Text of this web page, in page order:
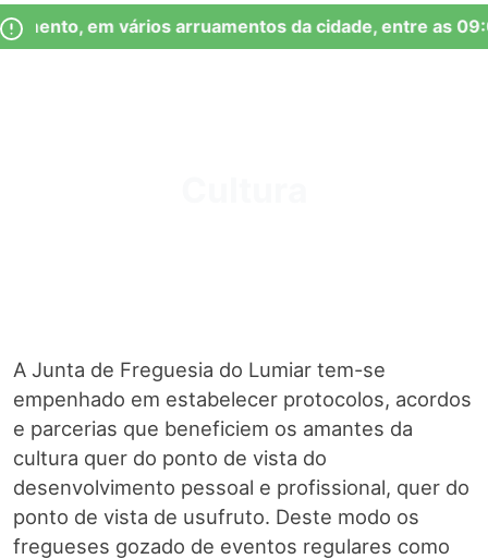
Observação:
este
Skip
to
em vários arruamentos da cidade, entre as
A Junta de Freguesia do Lumiar tem-se
empenhado em estabelecer protocolos, acordos
e parcerias que beneficiem os amantes da
cultura quer do ponto de vista do
desenvolvimento pessoal e profissional, quer do
ponto de vista de usufruto. Deste modo os
fregueses gozado de eventos regulares como